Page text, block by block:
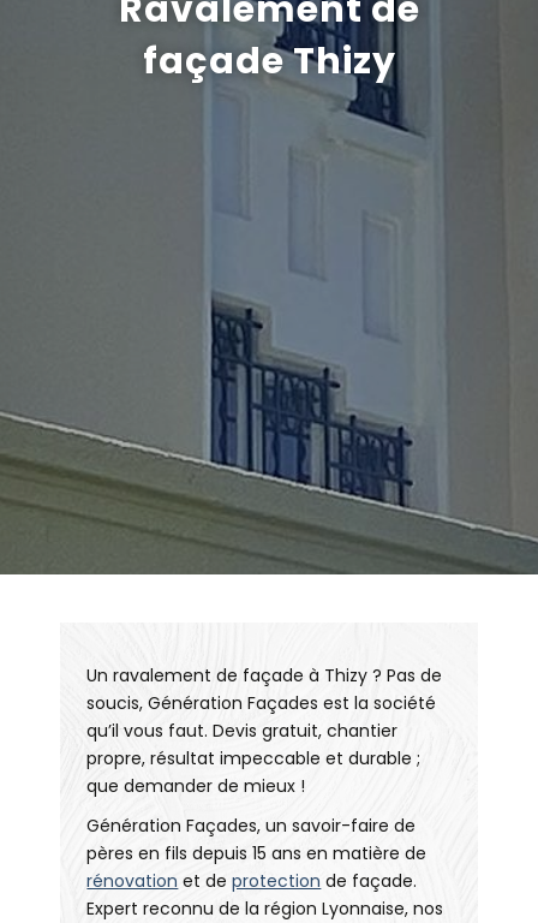
Recrutementfaçade Thizy
Un ravalement de façade à Thizy ? Pas de
soucis, Génération Façades est la société
qu’il vous faut. Devis gratuit, chantier
propre, résultat impeccable et durable ;
que demander de mieux !
Génération Façades, un savoir-faire de
pères en fils depuis 15 ans en matière de
rénovation et deprotection de façade.
Expert reconnu de la région Lyonnaise, nos